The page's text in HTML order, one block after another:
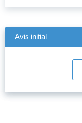
Avis initial